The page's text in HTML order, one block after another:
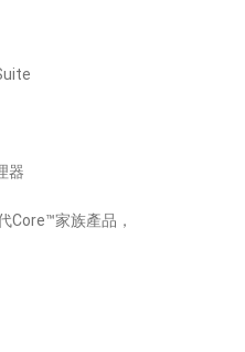
器
Core™家族產品，